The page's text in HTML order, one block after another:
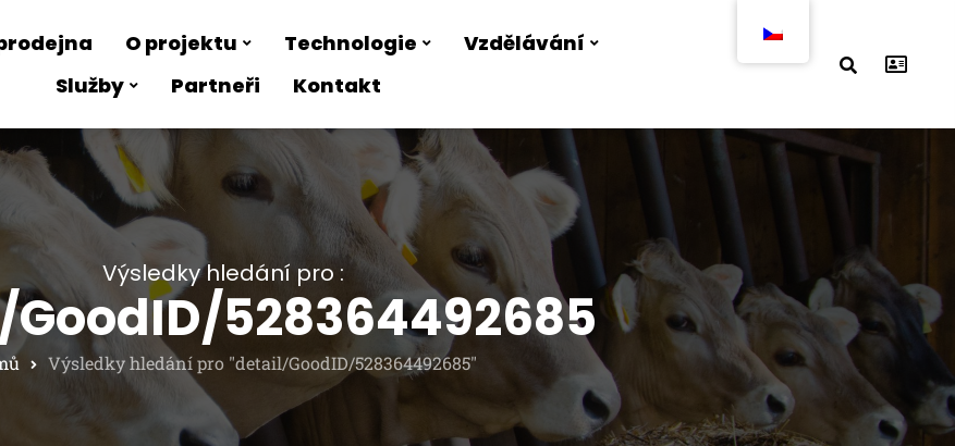
O projektu Technologie
Vzdělávání
Služby
Partneři Kontakt
Výsledky hledání pro :
528364492685
Výsledky hledání pro "detail/GoodID/528364492685"